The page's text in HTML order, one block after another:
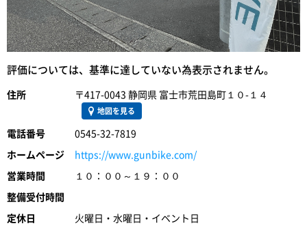
評価については、基準に達していない為表示されません。
住所 〒417-0043 静岡県 富士市荒田島町１０-１４
地図を見る
電話番号 0545-32-7819
ホームページ https://www.gunbike.com/
営業時間 １０：００～１９：００
整備受付時間
定休日 火曜日・水曜日・イベント日